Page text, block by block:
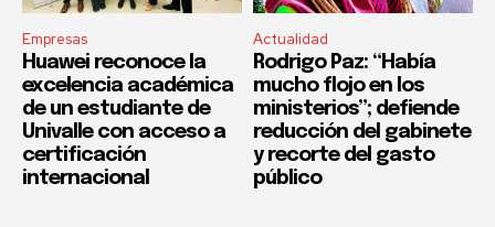
Empresas
Huawei reconoce la
excelencia académica
de un estudiante de
Univalle con acceso a
certificación
internacional
Actualidad
Rodrigo Paz: “Había
mucho flojo en los
ministerios”; defiende
reducción del gabinete
y recorte del gasto
público